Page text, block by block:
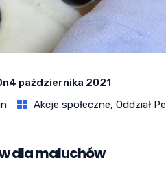
4 października 2021
Akcje społeczne, Oddział
dla maluchów